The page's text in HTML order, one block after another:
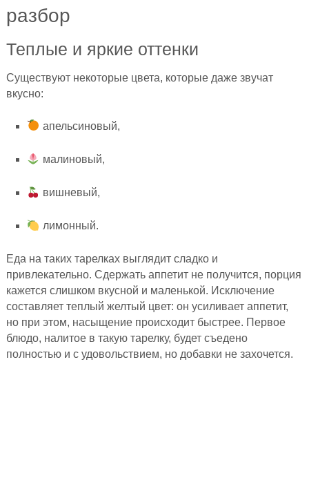
разбор
Теплые и яркие оттенки
Существуют некоторые цвета, которые даже звучат
вкусно:
апельсиновый,
малиновый,
вишневый,
лимонный.
Еда на таких тарелках выглядит сладко и
привлекательно. Сдержать аппетит не получится, порция
кажется слишком вкусной и маленькой. Исключение
составляет теплый желтый цвет: он усиливает аппетит,
но при этом, насыщение происходит быстрее. Первое
блюдо, налитое в такую тарелку, будет съедено
полностью и с удовольствием, но добавки не захочется.